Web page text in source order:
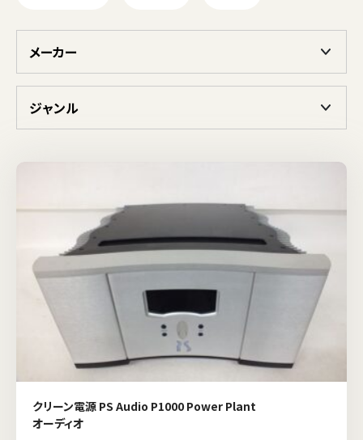
メーカー
ジャンル
クリーン電源 PS Audio P1000 Power Plant
オーディオ